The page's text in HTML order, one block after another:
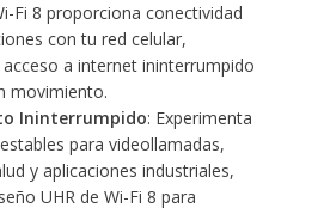
Fi 8 proporciona conectividad
con tu red celular,
a internet ininterrumpido
movimiento.
Ininterrumpido: Experimenta
para videollamadas,
y aplicaciones industriales,
UHR de Wi-Fi 8 para